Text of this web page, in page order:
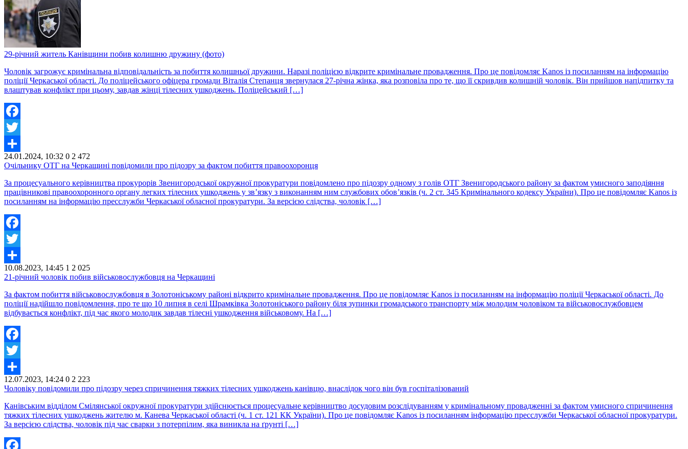
29-річний житель Канівщини побив колишню дружину (фото)
Чоловік загрожує кримінальна відповідальність за побиття колишньої дружини. Наразі поліцією відкрите кримінальне провадження. Про це повідомляє Kanos із посиланням на інформацію
поліції Черкаської області. До поліцейського офіцера громади Віталія Степанця звернулася 27-річна жінка, яка розповіла про те, що її скривдив колишній чоловік. Він прийшов напідпитку та
влаштував конфлікт при цьому, завдав жінці тілесних ушкоджень. Поліцейський […]
Facebook
Twitter
Share
24.01.2024, 10:32 0 2 472
Очільнику ОТГ на Черкащині повідомили про підозру за фактом побиття правоохоронця
За процесуального керівництва прокурорів Звенигородської окружної прокуратури повідомлено про підозру одному з голів ОТГ Звенигородського району за фактом умисного заподіяння
працівникові правоохоронного органу легких тілесних ушкоджень у зв’язку з виконанням ним службових обов’язків (ч. 2 ст. 345 Кримінального кодексу України). Про це повідомляє Kanos із
посиланням на інформацію пресслужби Черкаської обласної прокуратури. За версією слідства, чоловік […]
Facebook
Twitter
Share
10.08.2023, 14:45 1 2 025
21-річний чоловік побив військовослужбовця на Черкащині
За фактом побиття військовослужбовця в Золотоніському районі відкрито кримінальне провадження. Про це повідомляє Kanos із посиланням на інформацію поліції Черкаської області. До
поліції надійшло повідомлення, про те що 10 липня в селі Шрамківка Золотоніського району біля зупинки громадського транспорту між молодим чоловіком та військовослужбовцем
відбувається конфлікт, під час якого молодик завдав тілесні ушкодження військовому. На […]
Facebook
Twitter
Share
12.07.2023, 14:24 0 2 223
Чоловіку повідомили про підозру через спричинення тяжких тілесних ушкоджень канівцю, внаслідок чого він був госпіталізований
Канівським відділом Смілянської окружної прокуратури здійснюється процесуальне керівництво досудовим розслідуванням у кримінальному провадженні за фактом умисного спричинення
тяжких тілесних ушкоджень жителю м. Канева Черкаської області (ч. 1 ст. 121 КК України). Про це повідомляє Kanos із посиланням інформацію пресслужби Черкаської обласної прокуратури.
За версією слідства, чоловік під час сварки з потерпілим, яка виникла на ґрунті […]